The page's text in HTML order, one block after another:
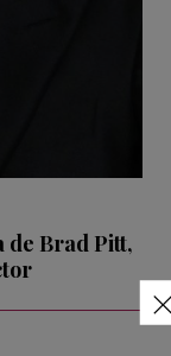
Brad Pitt,